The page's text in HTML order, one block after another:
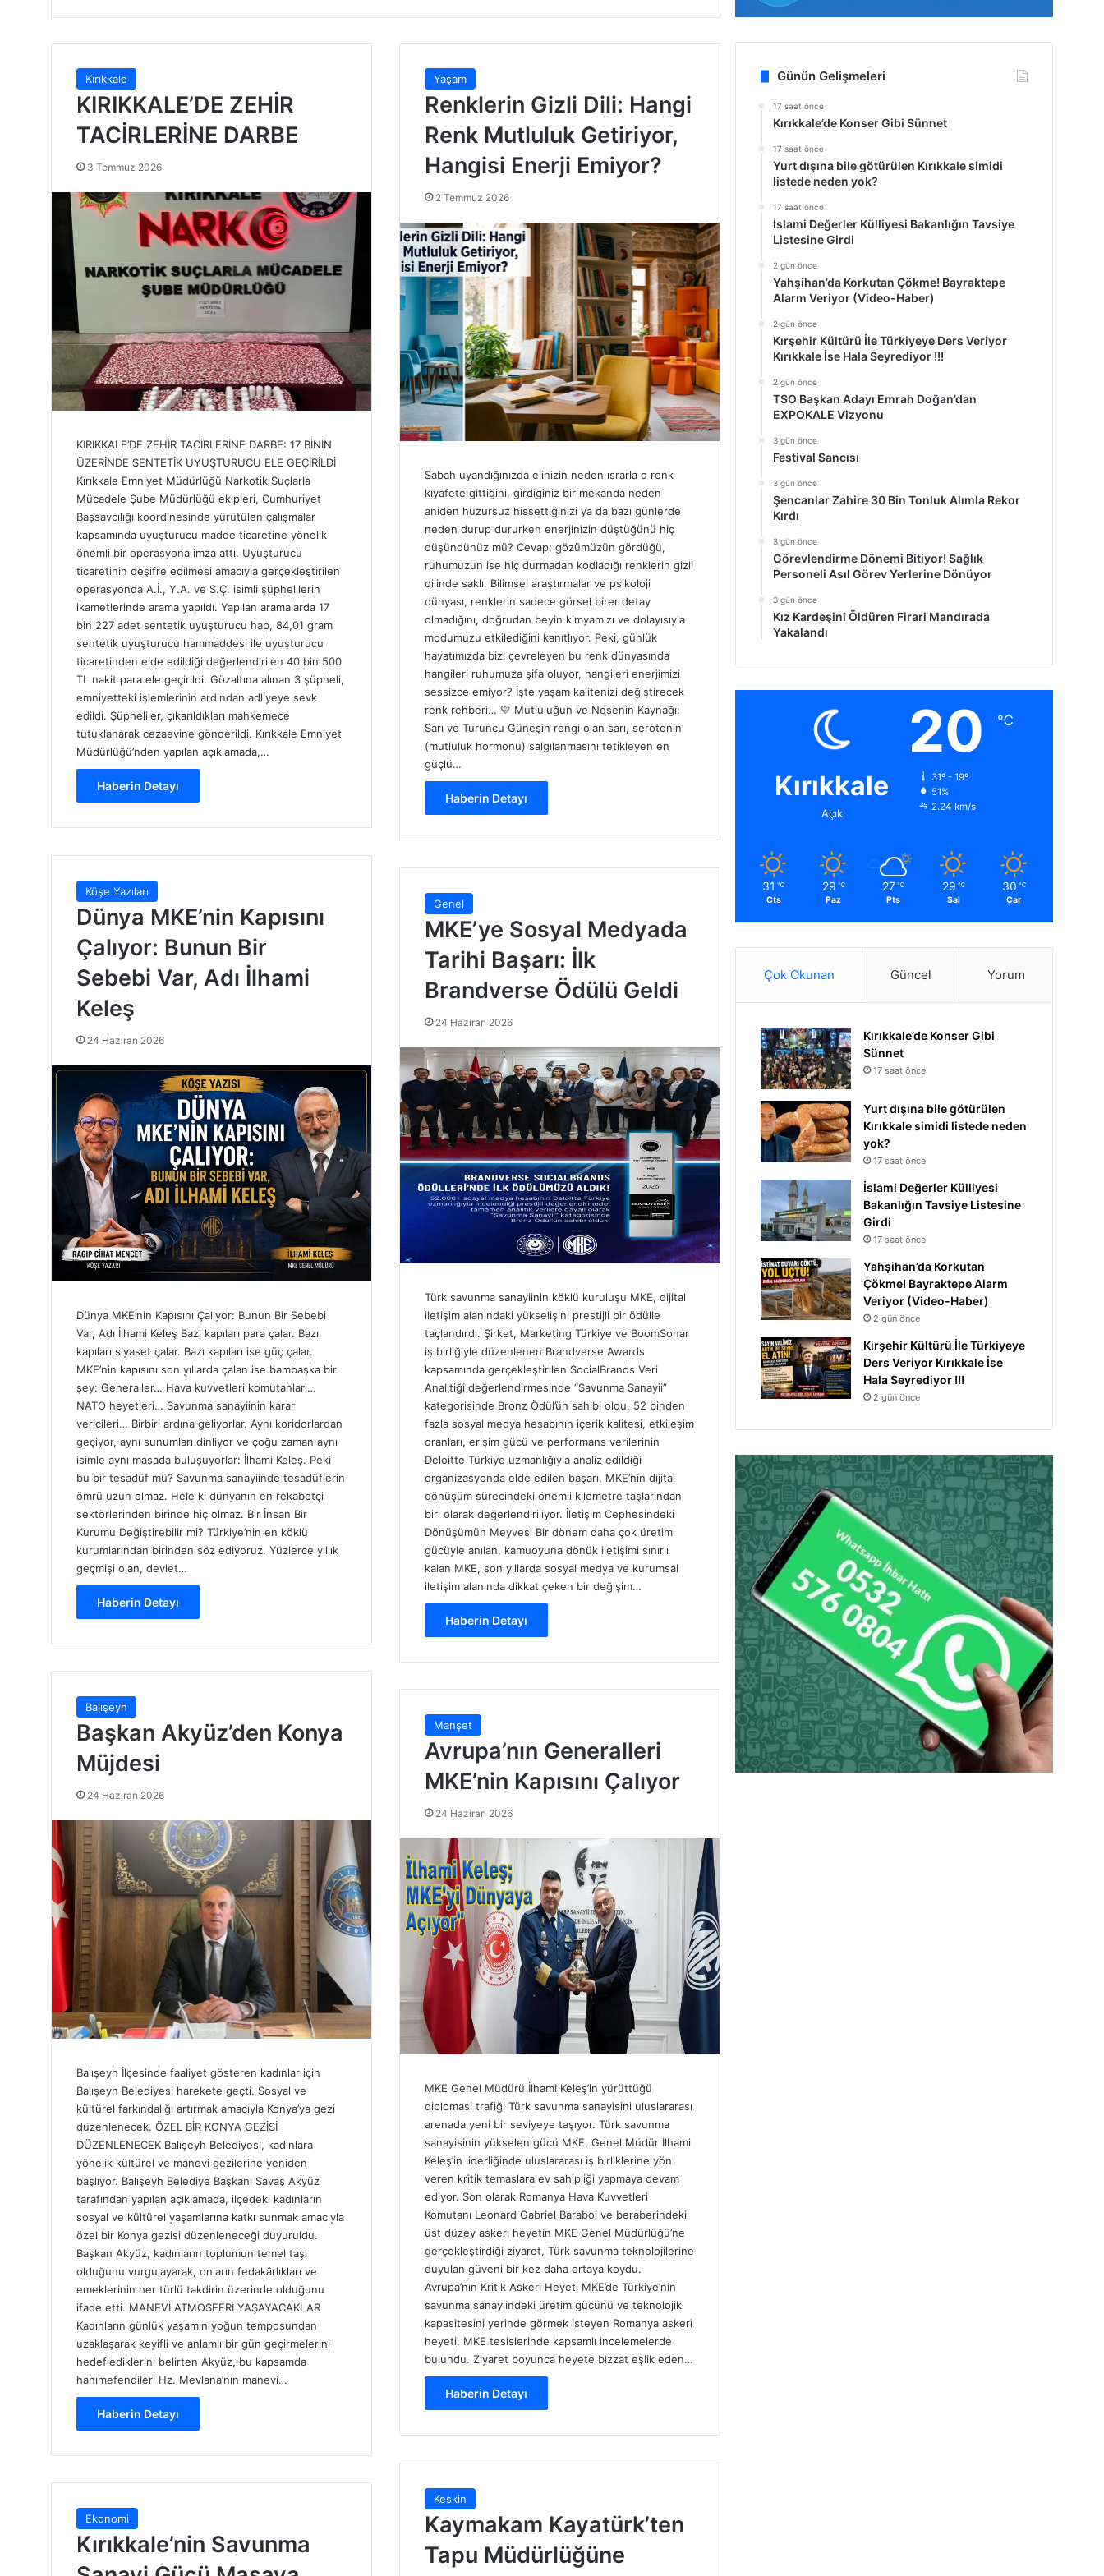
Kırıkkale
KIRIKKALE’DE ZEHİR
TACİRLERİNE DARBE
3 Temmuz 2026
KIRIKKALE’DE ZEHİR TACİRLERİNE DARBE: 17 BİNİN
ÜZERİNDE SENTETİK UYUŞTURUCU ELE GEÇİRİLDİ
Kırıkkale Emniyet Müdürlüğü Narkotik Suçlarla
Mücadele Şube Müdürlüğü ekipleri, Cumhuriyet
Başsavcılığı koordinesinde yürütülen çalışmalar
kapsamında uyuşturucu madde ticaretine yönelik
önemli bir operasyona imza attı. Uyuşturucu
ticaretinin deşifre edilmesi amacıyla gerçekleştirilen
operasyonda A.İ., Y.A. ve S.Ç. isimli şüphelilerin
ikametlerinde arama yapıldı. Yapılan aramalarda 17
bin 227 adet sentetik uyuşturucu hap, 84,01 gram
sentetik uyuşturucu hammaddesi ile uyuşturucu
ticaretinden elde edildiği değerlendirilen 40 bin 500
TL nakit para ele geçirildi. Gözaltına alınan 3 şüpheli,
emniyetteki işlemlerinin ardından adliyeye sevk
edildi. Şüpheliler, çıkarıldıkları mahkemece
tutuklanarak cezaevine gönderildi. Kırıkkale Emniyet
Müdürlüğü’nden yapılan açıklamada,…
Haberin Detayı
Yaşam
Renklerin Gizli Dili: Hangi
Renk Mutluluk Getiriyor,
Hangisi Enerji Emiyor?
2 Temmuz 2026
Sabah uyandığınızda elinizin neden ısrarla o renk
kıyafete gittiğini, girdiğiniz bir mekanda neden
aniden huzursuz hissettiğinizi ya da bazı günlerde
neden durup dururken enerjinizin düştüğünü hiç
düşündünüz mü? Cevap; gözümüzün gördüğü,
ruhumuzun ise hiç durmadan kodladığı renklerin gizli
dilinde saklı. Bilimsel araştırmalar ve psikoloji
dünyası, renklerin sadece görsel birer detay
olmadığını, doğrudan beyin kimyamızı ve dolayısıyla
modumuzu etkilediğini kanıtlıyor. Peki, günlük
hayatımızda bizi çevreleyen bu renk dünyasında
hangileri ruhumuza şifa oluyor, hangileri enerjimizi
sessizce emiyor? İşte yaşam kalitenizi değiştirecek
renk rehberi… 💛 Mutluluğun ve Neşenin Kaynağı:
Sarı ve Turuncu Güneşin rengi olan sarı, serotonin
(mutluluk hormonu) salgılanmasını tetikleyen en
güçlü…
Haberin Detayı
Köşe Yazıları
Dünya MKE’nin Kapısını
Çalıyor: Bunun Bir
Sebebi Var, Adı İlhami
Keleş
24 Haziran 2026
Dünya MKE’nin Kapısını Çalıyor: Bunun Bir Sebebi
Var, Adı İlhami Keleş Bazı kapıları para çalar. Bazı
kapıları siyaset çalar. Bazı kapıları ise güç çalar.
MKE’nin kapısını son yıllarda çalan ise bambaşka bir
şey: Generaller… Hava kuvvetleri komutanları…
NATO heyetleri… Savunma sanayiinin karar
vericileri… Birbiri ardına geliyorlar. Aynı koridorlardan
geçiyor, aynı sunumları dinliyor ve çoğu zaman aynı
isimle aynı masada buluşuyorlar: İlhami Keleş. Peki
bu bir tesadüf mü? Savunma sanayiinde tesadüflerin
ömrü uzun olmaz. Hele ki dünyanın en rekabetçi
sektörlerinden birinde hiç olmaz. Bir İnsan Bir
Kurumu Değiştirebilir mi? Türkiye’nin en köklü
kurumlarından birinden söz ediyoruz. Yüzlerce yıllık
geçmişi olan, devlet…
Haberin Detayı
Genel
MKE’ye Sosyal Medyada
Tarihi Başarı: İlk
Brandverse Ödülü Geldi
24 Haziran 2026
Türk savunma sanayiinin köklü kuruluşu MKE, dijital
iletişim alanındaki yükselişini prestijli bir ödülle
taçlandırdı. Şirket, Marketing Türkiye ve BoomSonar
iş birliğiyle düzenlenen Brandverse Awards
kapsamında gerçekleştirilen SocialBrands Veri
Analitiği değerlendirmesinde “Savunma Sanayii”
kategorisinde Bronz Ödül’ün sahibi oldu. 52 binden
fazla sosyal medya hesabının içerik kalitesi, etkileşim
oranları, erişim gücü ve performans verilerinin
Deloitte Türkiye uzmanlığıyla analiz edildiği
organizasyonda elde edilen başarı, MKE’nin dijital
dönüşüm sürecindeki önemli kilometre taşlarından
biri olarak değerlendiriliyor. İletişim Cephesindeki
Dönüşümün Meyvesi Bir dönem daha çok üretim
gücüyle anılan, kamuoyuna dönük iletişimi sınırlı
kalan MKE, son yıllarda sosyal medya ve kurumsal
iletişim alanında dikkat çeken bir değişim…
Haberin Detayı
Balışeyh
Başkan Akyüz’den Konya
Müjdesi
24 Haziran 2026
Balışeyh İlçesinde faaliyet gösteren kadınlar için
Balışeyh Belediyesi harekete geçti. Sosyal ve
kültürel farkındalığı artırmak amacıyla Konya’ya gezi
düzenlenecek. ÖZEL BİR KONYA GEZİSİ
DÜZENLENECEK Balışeyh Belediyesi, kadınlara
yönelik kültürel ve manevi gezilerine yeniden
başlıyor. Balışeyh Belediye Başkanı Savaş Akyüz
tarafından yapılan açıklamada, ilçedeki kadınların
sosyal ve kültürel yaşamlarına katkı sunmak amacıyla
özel bir Konya gezisi düzenleneceği duyuruldu.
Başkan Akyüz, kadınların toplumun temel taşı
olduğunu vurgulayarak, onların fedakârlıkları ve
emeklerinin her türlü takdirin üzerinde olduğunu
ifade etti. MANEVİ ATMOSFERİ YAŞAYACAKLAR
Kadınların günlük yaşamın yoğun temposundan
uzaklaşarak keyifli ve anlamlı bir gün geçirmelerini
hedeflediklerini belirten Akyüz, bu kapsamda
hanımefendileri Hz. Mevlana’nın manevi…
Haberin Detayı
Manşet
Avrupa’nın Generalleri
MKE’nin Kapısını Çalıyor
24 Haziran 2026
MKE Genel Müdürü İlhami Keleş’in yürüttüğü
diplomasi trafiği Türk savunma sanayisini uluslararası
arenada yeni bir seviyeye taşıyor. Türk savunma
sanayisinin yükselen gücü MKE, Genel Müdür İlhami
Keleş’in liderliğinde uluslararası iş birliklerine yön
veren kritik temaslara ev sahipliği yapmaya devam
ediyor. Son olarak Romanya Hava Kuvvetleri
Komutanı Leonard Gabriel Baraboi ve beraberindeki
üst düzey askeri heyetin MKE Genel Müdürlüğü’ne
gerçekleştirdiği ziyaret, Türk savunma teknolojilerine
duyulan güveni bir kez daha ortaya koydu.
Avrupa’nın Kritik Askeri Heyeti MKE’de Türkiye’nin
savunma sanayiindeki üretim gücünü ve teknolojik
kapasitesini yerinde görmek isteyen Romanya askeri
heyeti, MKE tesislerinde kapsamlı incelemelerde
bulundu. Ziyaret boyunca heyete bizzat eşlik eden…
Haberin Detayı
Keskin
Kaymakam Kayatürk’ten
Tapu Müdürlüğüne
Ekonomi
Kırıkkale’nin Savunma
Günün Gelişmeleri
17 saat önce
Kırıkkale’de Konser Gibi Sünnet
17 saat önce
Yurt dışına bile götürülen Kırıkkale simidi
listede neden yok?
17 saat önce
İslami Değerler Külliyesi Bakanlığın Tavsiye
Listesine Girdi
2 gün önce
Yahşihan’da Korkutan Çökme! Bayraktepe
Alarm Veriyor (Video-Haber)
2 gün önce
Kırşehir Kültürü İle Türkiyeye Ders Veriyor
Kırıkkale İse Hala Seyrediyor !!!
2 gün önce
TSO Başkan Adayı Emrah Doğan’dan
EXPOKALE Vizyonu
3 gün önce
Festival Sancısı
3 gün önce
Şencanlar Zahire 30 Bin Tonluk Alımla Rekor
Kırdı
3 gün önce
Görevlendirme Dönemi Bitiyor! Sağlık
Personeli Asıl Görev Yerlerine Dönüyor
3 gün önce
Kız Kardeşini Öldüren Firari Mandırada
Yakalandı
Kırıkkale
Açık
20 ℃
31º - 19º
51%
2.24 km/s
31 ℃
Cts
29 ℃
Paz
27 ℃
Pts
29 ℃
Sal
30 ℃
Çar
Çok Okunan Güncel Yorum
Kırıkkale’de Konser Gibi
Sünnet
17 saat önce
Yurt dışına bile götürülen
Kırıkkale simidi listede neden
yok?
17 saat önce
İslami Değerler Külliyesi
Bakanlığın Tavsiye Listesine
Girdi
17 saat önce
Yahşihan’da Korkutan
Çökme! Bayraktepe Alarm
Veriyor (Video-Haber)
2 gün önce
Kırşehir Kültürü İle Türkiyeye
Ders Veriyor Kırıkkale İse
Hala Seyrediyor !!!
2 gün önce